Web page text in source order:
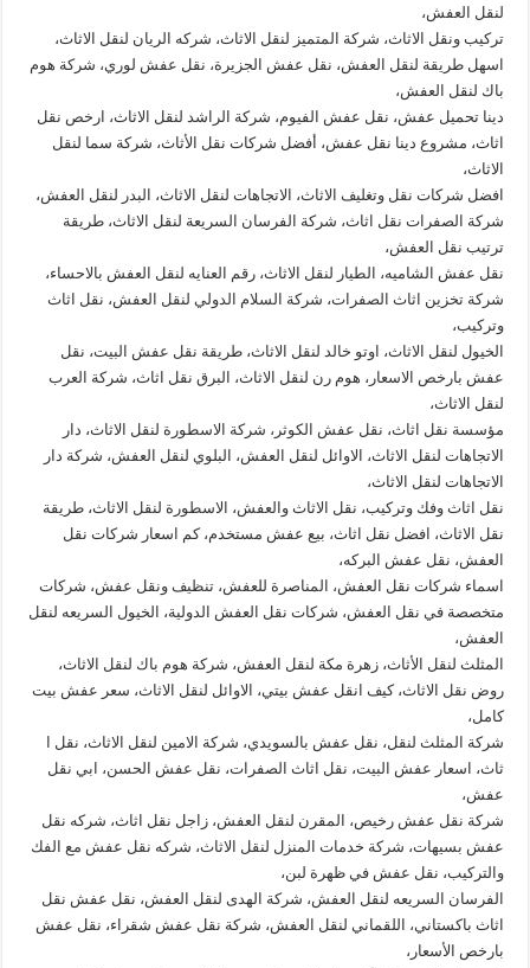
لنقل العفش،
تركيب ونقل الاثاث، شركة المتميز لنقل الاثاث، شركه الريان لنقل الاثاث،
اسهل طريقة لنقل العفش، نقل عفش الجزيرة، نقل عفش لوري، شركة هوم
باك لنقل العفش،
دينا تحميل عفش، نقل عفش الفيوم، شركة الراشد لنقل الاثاث، ارخص نقل
اثاث، مشروع دينا نقل عفش، أفضل شركات نقل الأثاث، شركة سما لنقل
الاثاث،
افضل شركات نقل وتغليف الاثاث، الاتجاهات لنقل الاثاث، البدر لنقل العفش،
شركة الصفرات نقل اثاث، شركة الفرسان السريعة لنقل الاثاث، طريقة
ترتيب نقل العفش،
نقل عفش الشاميه، الطيار لنقل الاثاث، رقم العنايه لنقل العفش بالاحساء،
شركة تخزين اثاث الصفرات، شركة السلام الدولي لنقل العفش، نقل اثاث
وتركيب،
الخيول لنقل الاثاث، اوتو خالد لنقل الاثاث، طريقة نقل عفش البيت، نقل
عفش بارخص الاسعار، هوم رن لنقل الاثاث، البرق نقل اثاث، شركة العرب
لنقل الاثاث،
مؤسسة نقل اثاث، نقل عفش الكوثر، شركة الاسطورة لنقل الاثاث، دار
الاتجاهات لنقل الاثاث، الاوائل لنقل العفش، البلوي لنقل العفش، شركة دار
الاتجاهات لنقل الاثاث،
نقل اثاث وفك وتركيب، نقل الاثاث والعفش، الاسطورة لنقل الاثاث، طريقة
نقل الاثاث، افضل نقل اثاث، بيع عفش مستخدم، كم اسعار شركات نقل
العفش، نقل عفش البركه،
اسماء شركات نقل العفش، المناصرة للعفش، تنظيف ونقل عفش، شركات
متخصصة في نقل العفش، شركات نقل العفش الدولية، الخيول السريعه لنقل
العفش،
المثلث لنقل الأثاث، زهرة مكة لنقل العفش، شركة هوم باك لنقل الاثاث،
روض نقل الاثاث، كيف انقل عفش بيتي، الاوائل لنقل الاثاث، سعر عفش بيت
كامل،
شركة المثلث لنقل، نقل عفش بالسويدي، شركة الامين لنقل الاثاث، نقل ا
ثاث، اسعار عفش البيت، نقل اثاث الصفرات، نقل عفش الحسن، ابي نقل
عفش،
شركة نقل عفش رخيص، المقرن لنقل العفش، زاجل نقل اثاث، شركه نقل
عفش بسيهات، شركة خدمات المنزل لنقل الاثاث، شركه نقل عفش مع الفك
والتركيب، نقل عفش في ظهرة لبن،
الفرسان السريعه لنقل العفش، شركة الهدى لنقل العفش، نقل عفش نقل
اثاث باكستاني، اللقماني لنقل العفش، شركة نقل عفش شقراء، نقل عفش
بارخص الأسعار،